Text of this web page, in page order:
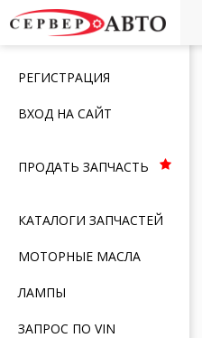
Меню
РЕГИСТРАЦИЯ
ВХОД НА САЙТ
ПРОДАТЬ ЗАПЧАСТЬ
КАТАЛОГИ ЗАПЧАСТЕЙ
МОТОРНЫЕ МАСЛА
ЛАМПЫ
ЗАПРОС ПО VIN